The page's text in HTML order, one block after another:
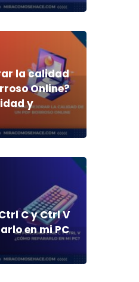
la calidad
Online?
y
C y Ctrl V
en mi PC